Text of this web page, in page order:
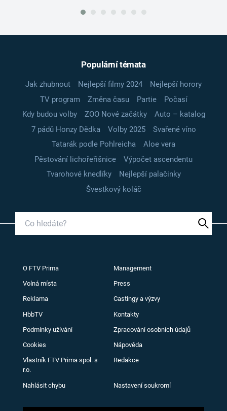
Populární témata
Jak zhubnout Nejlepší filmy 2024
Nejlepší horory
TV program
Změna času Partie
Počasí
Kdy budou volby
ZOO Nové začátky
Auto – katalog
7 pádů Honzy Dědka
Volby 2025
Svařené víno
Tatarák podle Pohlreicha
Aloe vera
Pěstování lichořeřišnice
Výpočet ascendentu
Tvarohové knedlíky
Nejlepší palačinky
Švestkový koláč
O FTV Prima Management
Volná místa Press
Reklama Castingy a výzvy
HbbTV Kontakty
Podmínky užívání Zpracování osobních údajů
Cookies Nápověda
Vlastník FTV Prima spol. s
r.o.
Redakce
Nahlásit chybu Nastavení soukromí